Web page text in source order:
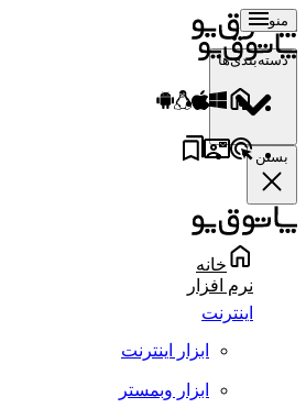
منو
دسته‌بندی‌ها
بستن
خانه
نرم افزار
اینترنت
ابزار اینترنت
ابزار وبمستر